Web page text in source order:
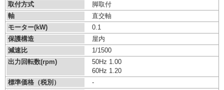
取付方式
脚取付
軸
直交軸
モーター(kW)
0.1
保護構造
屋内
減速比
1/1500
出力回転数(rpm)
50Hz 1.00
60Hz 1.20
標準価格（税別）
-